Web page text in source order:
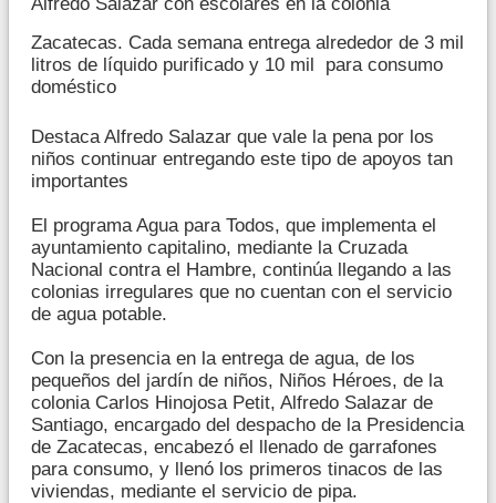
Zacatecas. Cada semana entrega alrededor de 3 mil
litros de líquido purificado y 10 mil para consumo
doméstico
Destaca Alfredo Salazar que vale la pena por los
niños continuar entregando este tipo de apoyos tan
importantes
El programa Agua para Todos, que implementa el
ayuntamiento capitalino, mediante la Cruzada
Nacional contra el Hambre, continúa llegando a las
colonias irregulares que no cuentan con el servicio
de agua potable.
Con la presencia en la entrega de agua, de los
pequeños del jardín de niños, Niños Héroes, de la
colonia Carlos Hinojosa Petit, Alfredo Salazar de
Santiago, encargado del despacho de la Presidencia
de Zacatecas, encabezó el llenado de garrafones
para consumo, y llenó los primeros tinacos de las
viviendas, mediante el servicio de pipa.